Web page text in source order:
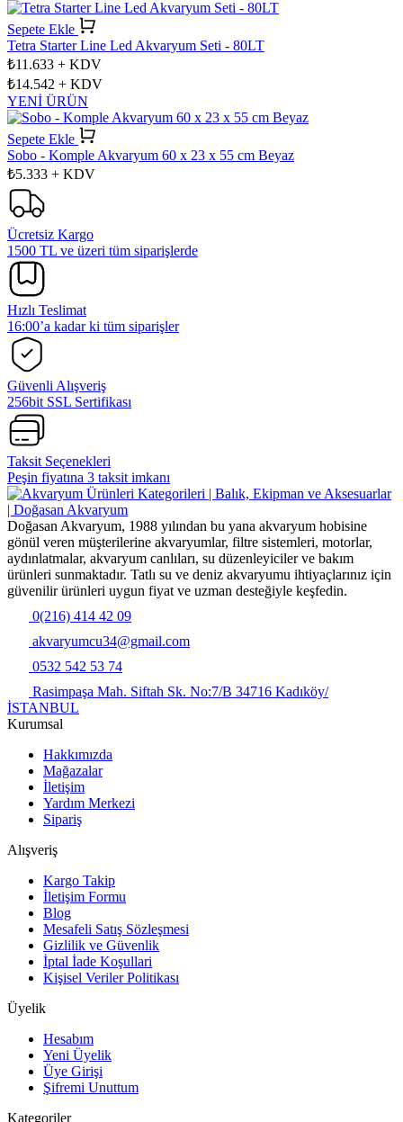
Sepete Ekle
Tetra Starter Line Led Akvaryum Seti - 80LT
₺11.633 + KDV
₺14.542 + KDV
YENİ ÜRÜN
Sepete Ekle
Sobo - Komple Akvaryum 60 x 23 x 55 cm Beyaz
₺5.333 + KDV
Ücretsiz Kargo
1500 TL ve üzeri tüm siparişlerde
Hızlı Teslimat
16:00’a kadar ki tüm siparişler
Güvenli Alışveriş
256bit SSL Sertifikası
Taksit Seçenekleri
Peşin fiyatına 3 taksit imkanı
Doğasan Akvaryum, 1988 yılından bu yana akvaryum hobisine
gönül veren müşterilerine akvaryumlar, filtre sistemleri, motorlar,
aydınlatmalar, akvaryum canlıları, su düzenleyiciler ve bakım
ürünleri sunmaktadır. Tatlı su ve deniz akvaryumu ihtiyaçlarınız için
güvenilir ürünleri uygun fiyat ve uzman desteğiyle keşfedin.
0(216) 414 42 09
akvaryumcu34@gmail.com
0532 542 53 74
Rasimpaşa Mah. Siftah Sk. No:7/B 34716 Kadıköy/
İSTANBUL
Kurumsal
Hakkımızda
Mağazalar
İletişim
Yardım Merkezi
Sipariş
Alışveriş
Kargo Takip
İletişim Formu
Blog
Mesafeli Satış Sözleşmesi
Gizlilik ve Güvenlik
İptal İade Koşullari
Kişisel Veriler Politikası
Üyelik
Hesabım
Yeni Üyelik
Üye Girişi
Şifremi Unuttum
Kategoriler